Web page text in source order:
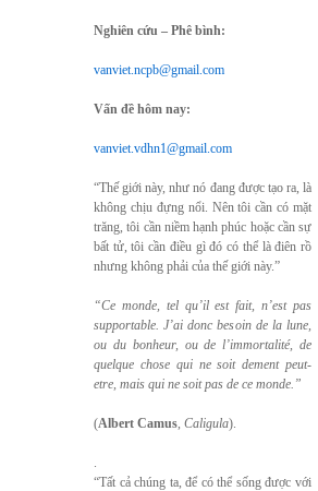
Nghiên cứu – Phê bình:
vanviet.ncpb@gmail.com
Vấn đề hôm nay:
vanviet.vdhn1@gmail.com
“Thế giới này, như nó đang được tạo ra, là
không chịu đựng nổi. Nên tôi cần có mặt
trăng, tôi cần niềm hạnh phúc hoặc cần sự
bất tử, tôi cần điều gì đó có thể là điên rồ
nhưng không phải của thế giới này.”
“Ce monde, tel qu’il est fait, n’est pas
supportable. J’ai donc besoin de la lune,
ou du bonheur, ou de l’immortalité, de
quelque chose qui ne soit dement peut-
etre, mais qui ne soit pas de ce monde.”
(Albert Camus, Caligula).
.
“Tất cả chúng ta, để có thể sống được với